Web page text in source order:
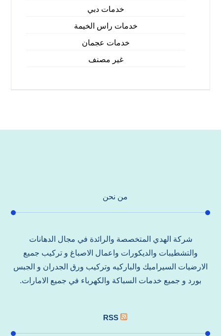
خدمات دبي
خدمات راس الخيمة
خدمات عجمان
غير مصنف
من نحن
شركة الهدي المتخصصة والرائدة في مجال الدهانات
والتشطيبات والديكورات واعمال الاصباغ و تركيب جميع
الارضيات السيراميك والباركيه وتركيب ورق الجدران و الجبس
بورد و جميع خدمات السباكة والكهرباء في جميع الامارات.
RSS